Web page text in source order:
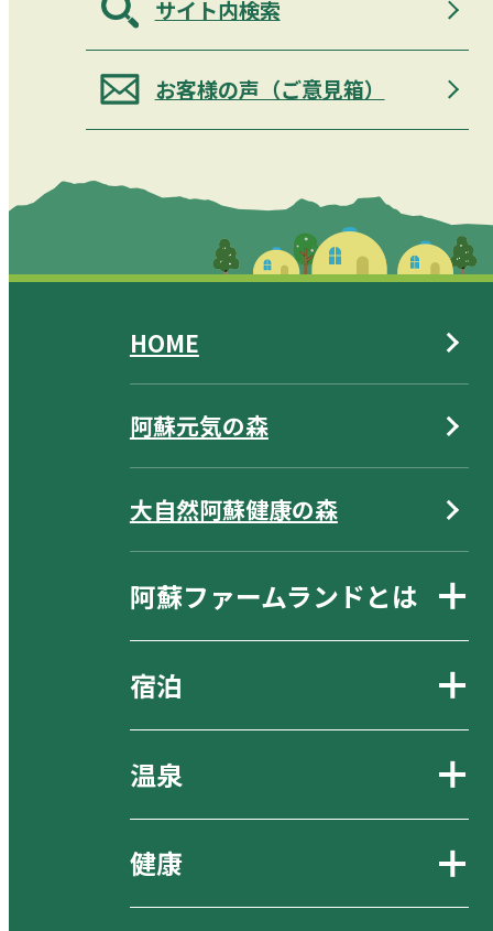
サイト内検索
お客様の声（ご意見箱）
HOME
阿蘇元気の森
大自然阿蘇健康の森
阿蘇ファームランドとは
宿泊
温泉
健康